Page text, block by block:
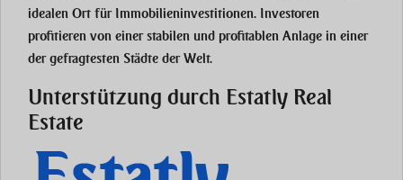
idealen Ort für Immobilieninvestitionen. Investoren
profitieren von einer stabilen und profitablen Anlage in einer
der gefragtesten Städte der Welt.
Unterstützung durch Estatly Real
Estate